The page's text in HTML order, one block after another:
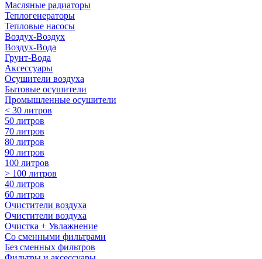
Масляные радиаторы
Теплогенераторы
Тепловые насосы
Воздух-Воздух
Воздух-Вода
Грунт-Вода
Аксессуары
Осушители воздуха
Бытовые осушители
Промышленные осушители
< 30 литров
50 литров
70 литров
80 литров
90 литров
100 литров
> 100 литров
40 литров
60 литров
Очистители воздуха
Очистители воздуха
Очистка + Увлажнение
Cо сменными фильтрами
Без сменных фильтров